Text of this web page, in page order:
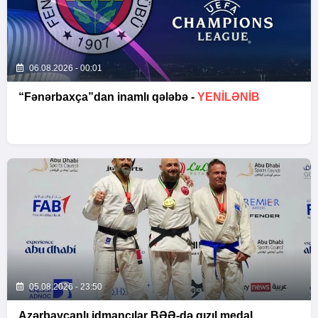
06.08.2026 - 00:01
“Fənərbaxça”dan inamlı qələbə - YENİLƏNİB
05.08.2026 - 23:50
Azərbaycanlı idmançılar BƏƏ-də qızıl medal